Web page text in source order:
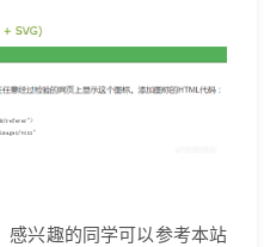
感兴趣的同学可以参考本站